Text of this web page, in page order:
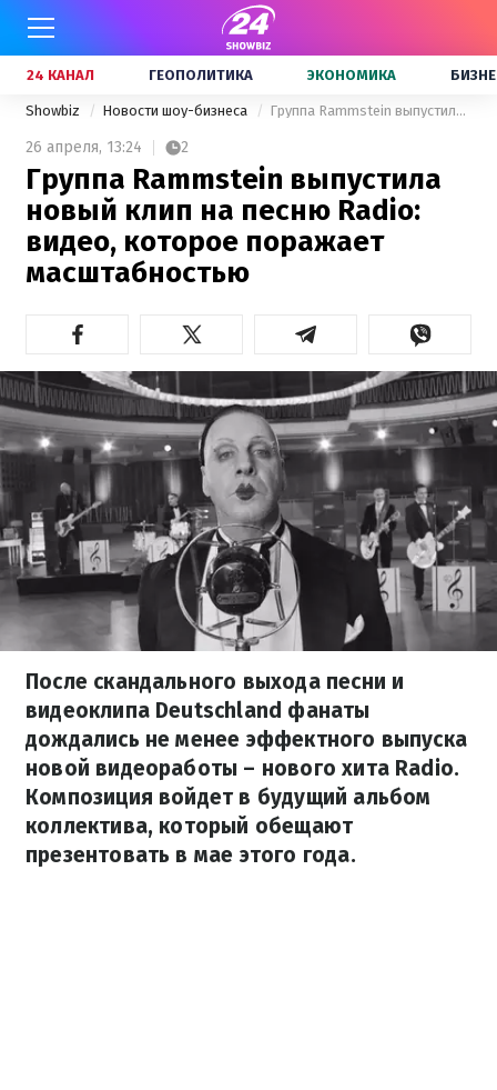
24 КАНАЛ ГЕОПОЛИТИКА ЭКОНОМИКА
Showbiz Новости шоу-бизнеса Группа Rammstein выпустила новый клип на песню Radio: видео, которое поражает масштабностью
26 апреля, 13:24 2
Группа Rammstein выпустила
новый клип на песню Radio:
видео, которое поражает
масштабностью
После скандального выхода песни и
видеоклипа Deutschland фанаты
дождались не менее эффектного выпуска
новой видеоработы – нового хита Radio.
Композиция войдет в будущий альбом
коллектива, который обещают
презентовать в мае этого года.